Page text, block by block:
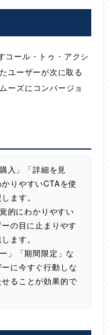
コール・トゥ・アクシ
ユーザーが次に取る
ーズにコンバージョ
入」「詳細を見
りやすいCTAを使
ます。
的にわかりやすい
の目に止まりやす
ます。
」「期間限定」な
に今すぐ行動しな
ることが効果的で